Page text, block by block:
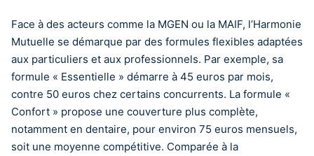
Face à des acteurs comme la MGEN ou la MAIF, l’Harmonie
Mutuelle se démarque par des formules flexibles adaptées
aux particuliers et aux professionnels. Par exemple, sa
formule « Essentielle » démarre à 45 euros par mois,
contre 50 euros chez certains concurrents. La formule «
Confort » propose une couverture plus complète,
notamment en dentaire, pour environ 75 euros mensuels,
soit une moyenne compétitive. Comparée à la